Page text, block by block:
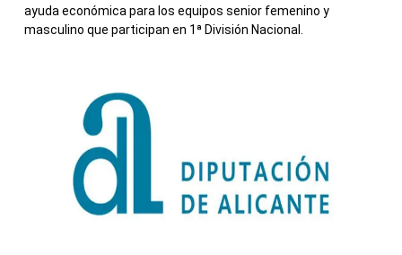
ayuda económica para los equipos senior femenino y
masculino que participan en 1ª División Nacional.